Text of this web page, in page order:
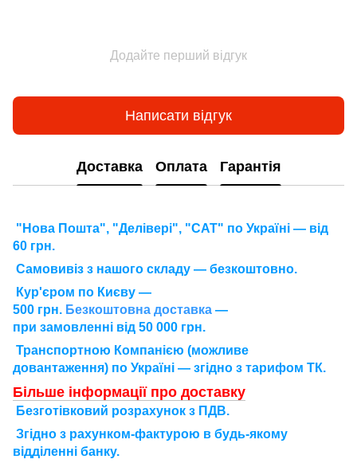
Додайте перший відгук
Написати відгук
Доставка Оплата Гарантія
"Нова Пошта", "Делівері", "САТ" по Україні — від
60 грн.
Самовивіз з нашого складу — безкоштовно.
Кур'єром по Києву —
500 грн. Безкоштовна доставка —
при замовленні від 50 000 грн.
Транспортною Компанією (можливе
довантаження) по Україні — згідно з тарифом ТК.
Більше інформації про доставку
Безготівковий розрахунок з ПДВ.
Згідно з рахунком-фактурою в будь-якому
відділенні банку.